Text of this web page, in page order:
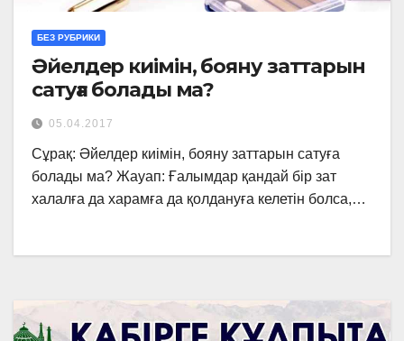
БЕЗ РУБРИКИ
Әйелдер киімін, бояну заттарын
сатуға болады ма?
05.04.2017
Сұрақ: Әйелдер киімін, бояну заттарын сатуға
болады ма? Жауап: Ғалымдар қандай бір зат
халалға да харамға да қолдануға келетін болса,…